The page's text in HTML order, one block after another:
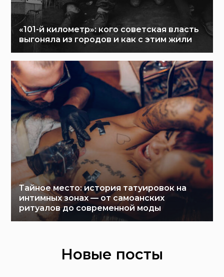
«101-й километр»: кого советская власть
выгоняла из городов и как с этим жили
Тайное место: история татуировок на
интимных зонах — от самоанских
ритуалов до современной моды
Новые посты